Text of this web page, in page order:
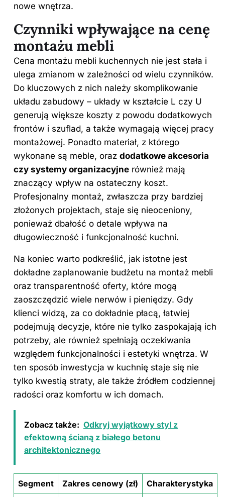
nowe wnętrza.
Czynniki wpływające na cenę
montażu mebli
Cena montażu mebli kuchennych nie jest stała i
ulega zmianom w zależności od wielu czynników.
Do kluczowych z nich należy skomplikowanie
układu zabudowy – układy w kształcie L czy U
generują większe koszty z powodu dodatkowych
frontów i szuflad, a także wymagają więcej pracy
montażowej. Ponadto materiał, z którego
wykonane są meble, oraz dodatkowe akcesoria
czy systemy organizacyjne również mają
znaczący wpływ na ostateczny koszt.
Profesjonalny montaż, zwłaszcza przy bardziej
złożonych projektach, staje się nieoceniony,
ponieważ dbałość o detale wpływa na
długowieczność i funkcjonalność kuchni.
Na koniec warto podkreślić, jak istotne jest
dokładne zaplanowanie budżetu na montaż mebli
oraz transparentność oferty, które mogą
zaoszczędzić wiele nerwów i pieniędzy. Gdy
klienci widzą, za co dokładnie płacą, łatwiej
podejmują decyzje, które nie tylko zaspokajają ich
potrzeby, ale również spełniają oczekiwania
względem funkcjonalności i estetyki wnętrza. W
ten sposób inwestycja w kuchnię staje się nie
tylko kwestią straty, ale także źródłem codziennej
radości oraz komfortu w ich domach.
Zobacz także: Odkryj wyjątkowy styl z
efektowną ścianą z białego betonu
architektonicznego
Segment Zakres cenowy (zł) Charakterystyka